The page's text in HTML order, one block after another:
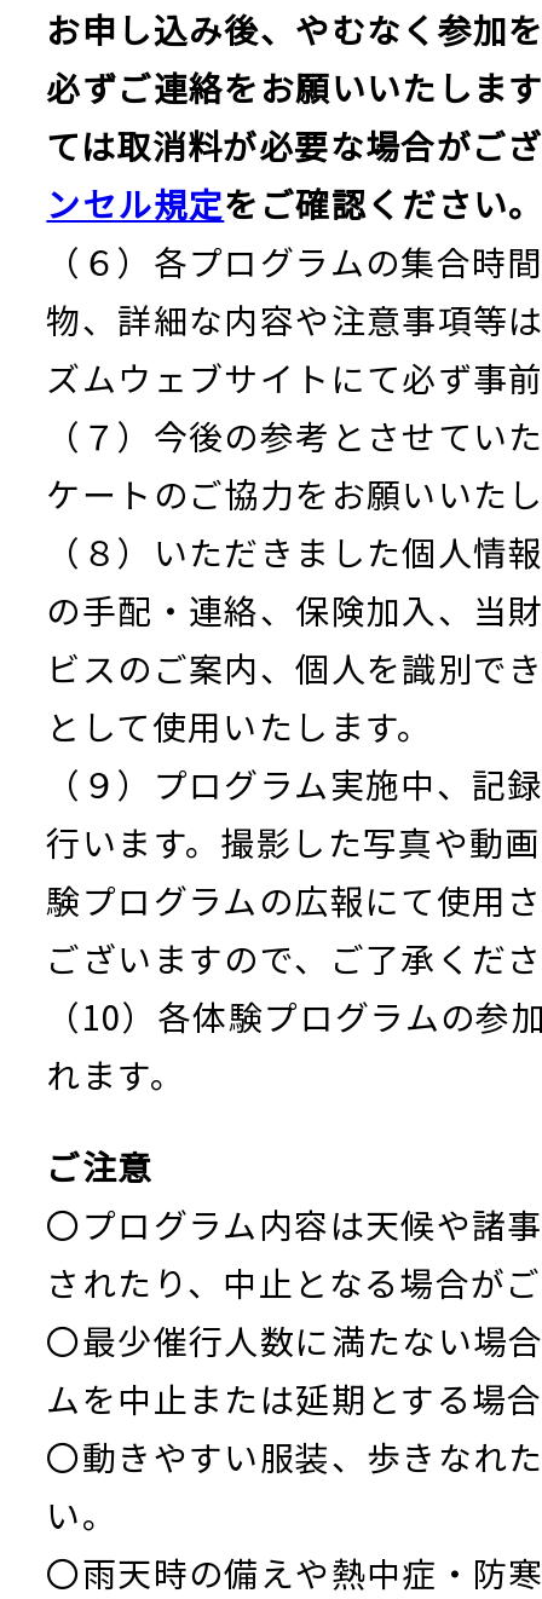
お申し込み後、やむなく参加
必ずご連絡をお願いいたしま
ては取消料が必要な場合がご
ンセル規定をご確認ください
（６）各プログラムの集合時
物、詳細な内容や注意事項等
ズムウェブサイトにて必ず事
（７）今後の参考とさせてい
ケートのご協力をお願いいた
（８）いただきました個人情
の手配・連絡、保険加入、当
ビスのご案内、個人を識別で
として使用いたします。
（９）プログラム実施中、記
行います。撮影した写真や動
験プログラムの広報にて使用
ございますので、ご了承くだ
（10）各体験プログラムの参
れます。
ご注意
〇プログラム内容は天候や諸
されたり、中止となる場合が
〇最少催行人数に満たない場
ムを中止または延期とする場
〇動きやすい服装、歩きなれ
い。
〇雨天時の備えや熱中症・防